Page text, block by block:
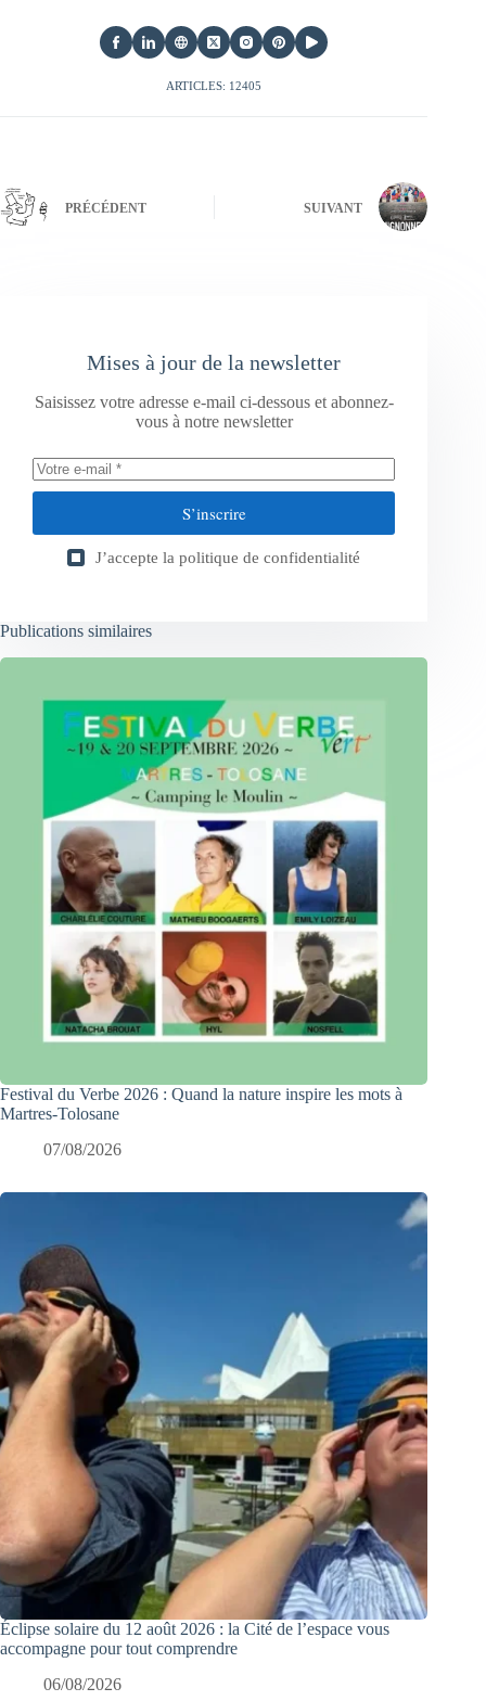
ARTICLES: 12405
PRÉCÉDENT SUIVANT
Mises à jour de la newsletter
Saisissez votre adresse e-mail ci-dessous et abonnez-
vous à notre newsletter
S’inscrire
J’accepte la politique de confidentialité
Publications similaires
Festival du Verbe 2026 : Quand la nature inspire les mots à
Martres-Tolosane
07/08/2026
Éclipse solaire du 12 août 2026 : la Cité de l’espace vous
accompagne pour tout comprendre
06/08/2026